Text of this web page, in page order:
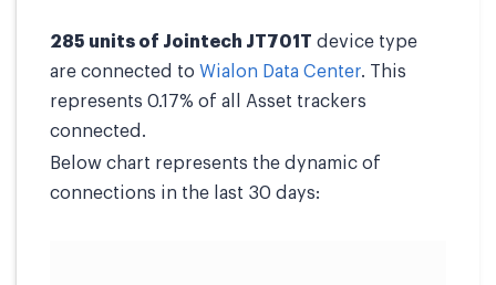
285 units of Jointech JT701T device type
are connected to Wialon Data Center. This
represents 0.17% of all Asset trackers
connected.
Below chart represents the dynamic of
connections in the last 30 days: